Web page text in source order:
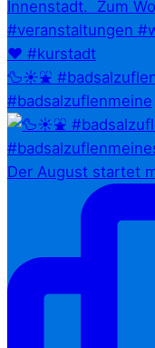
🦆☀️⛲
#badsalzuflenmeine
Der August startet